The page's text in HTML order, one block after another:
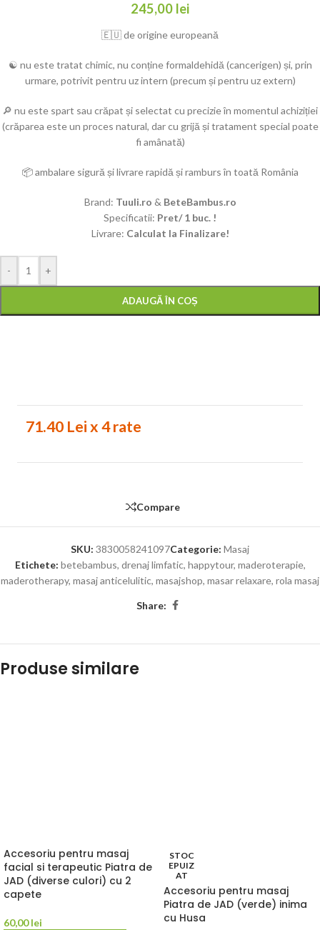
245,00 lei
🇪🇺 de origine europeană
☯️ nu este tratat chimic, nu conține formaldehidă (cancerigen) și, prin
urmare, potrivit pentru uz intern (precum și pentru uz extern)
🔎 nu este spart sau crăpat și selectat cu precizie în momentul achiziției
(crăparea este un proces natural, dar cu grijă și tratament special poate
fi amânată)
📦 ambalare sigură și livrare rapidă și ramburs în toată România
Brand: Tuuli.ro & BeteBambus.ro
Specificatii: Pret/ 1 buc. !
Livrare: Calculat la Finalizare!
- +
ADAUGĂ ÎN COȘ
71.40 Lei x 4 rate
Compare
SKU: 3830058241097Categorie: Masaj
Etichete: betebambus, drenaj limfatic, happytour, maderoterapie,
maderotherapy, masaj anticelulitic, masajshop, masar relaxare, rola masaj
Share:
Produse similare
Accesoriu pentru masaj
facial si terapeutic Piatra de
JAD (diverse culori) cu 2
capete
60,00lei
STOC
EPUIZ
AT
Accesoriu pentru masaj
Piatra de JAD (verde) inima
cu Husa